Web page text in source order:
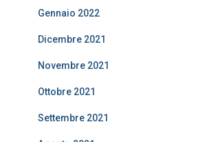
Gennaio 2022
Dicembre 2021
Novembre 2021
Ottobre 2021
Settembre 2021